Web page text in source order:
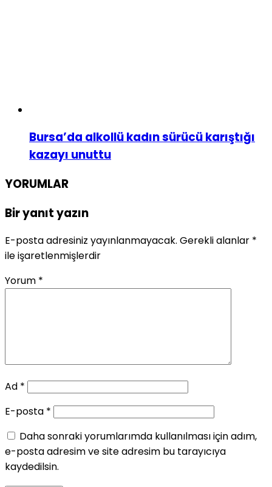
Bursa’da alkollü kadın sürücü karıştığı
kazayı unuttu
YORUMLAR
Bir yanıt yazın
E-posta adresiniz yayınlanmayacak. Gerekli alanlar *
ile işaretlenmişlerdir
Yorum *
Ad *
E-posta *
Daha sonraki yorumlarımda kullanılması için adım,
e-posta adresim ve site adresim bu tarayıcıya
kaydedilsin.